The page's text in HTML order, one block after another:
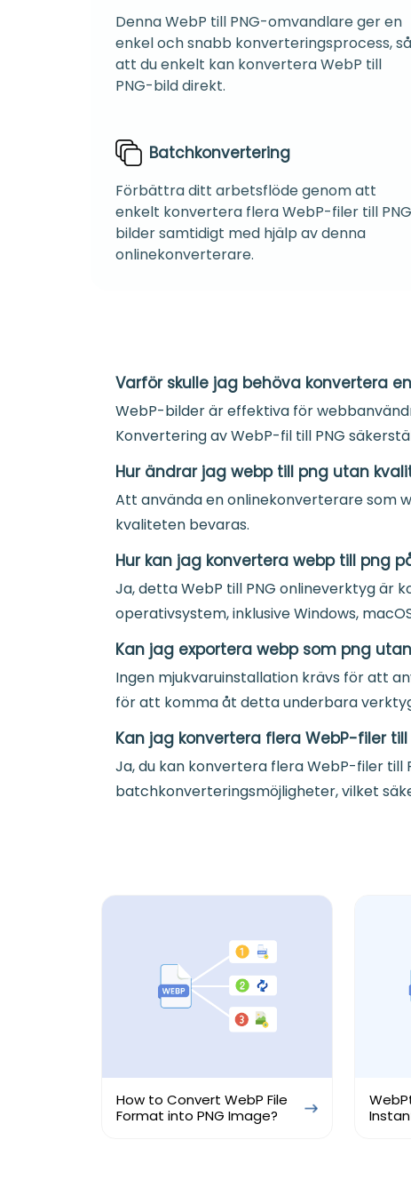
Denna WebP till PNG-omvandlare ger en
enkel och snabb konverteringsprocess, så
att du enkelt kan konvertera WebP till
PNG-bild direkt.
Batchkonvertering
Förbättra ditt arbetsflöde genom att
enkelt konvertera flera WebP-filer till
bilder samtidigt med hjälp av denna
onlinekonverterare.
Varför skulle jag behöva konvertera
WebP-bilder är effektiva för
Konvertering av WebP-fil till PNG
Hur ändrar jag webp till png utan
Att använda en onlinekonverterare som
kvaliteten bevaras.
Hur kan jag konvertera webp till png
Ja, detta WebP till PNG onlineverktyg är
operativsystem, inklusive Windows,
Kan jag exportera webp som png
Ingen mjukvaruinstallation krävs för att
för att komma åt detta underbara
Kan jag konvertera flera WebP-filer
Ja, du kan konvertera flera WebP-filer
batchkonverteringsmöjligheter, vilket
How to Convert WebP File
Format into PNG Image?